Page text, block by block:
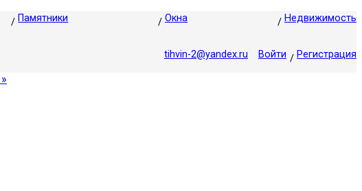
Памятники Окна Недвижимость
tihvin-2@yandex.ru Войти Регистрация